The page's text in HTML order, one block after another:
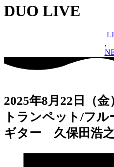
DUO LIVE
,
2025年8月22日（
トランペット/フ
ギター 久保田浩